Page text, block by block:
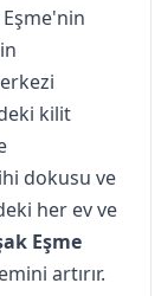
kilit
dokusu ve
her ev ve
Eşme
artırır.